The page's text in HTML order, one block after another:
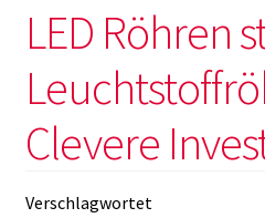
Büro
finden!
LED Röhren
Clevere
Verschlagwortet